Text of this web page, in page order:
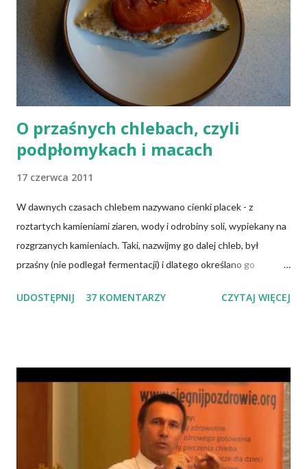
O przaśnych chlebach, czyli
podpłomykach i macach
17 czerwca 2011
W dawnych czasach chlebem nazywano cienki placek - z
roztartych kamieniami ziaren, wody i odrobiny soli, wypiekany na
rozgrzanych kamieniach. Taki, nazwijmy go dalej chleb, był
przaśny (nie podlegał fermentacji) i dlatego określano go
podpłomykami. Hindusi mówią o nim czapatti, Żydzi maca, a
ani zakwasu. Świeże, przaśne pieczywo jest zdrowe, w
przeciwieństwie do świeżego pieczywa na drożdżach czy
zakwasie. Przaśne podpłomyki nie obciążają żołądka kwasem i
fermentacją. Dziś, wzorem naszych prapradziadów możemy także
spożywać przaśny, niekwaszony chleb. Najprostszy przepis na
UDOSTĘPNIJ 37 KOMENTARZY CZYTAJ WIĘCEJ